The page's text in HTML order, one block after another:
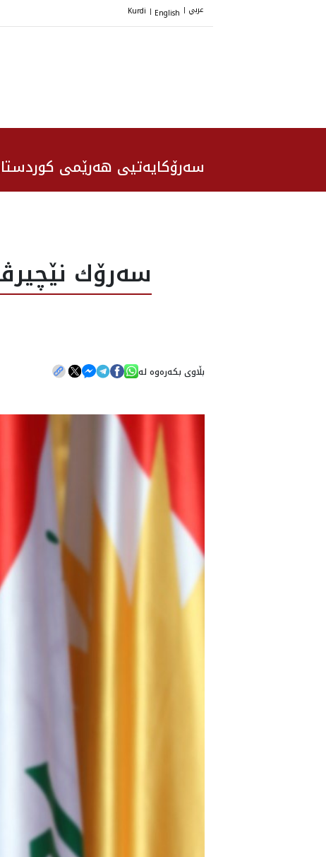
عربي |
English
|
Kurdi
سەرۆکایەتیی هەرێمی
سه‌رۆك
بڵاوی بکەرەوە لە